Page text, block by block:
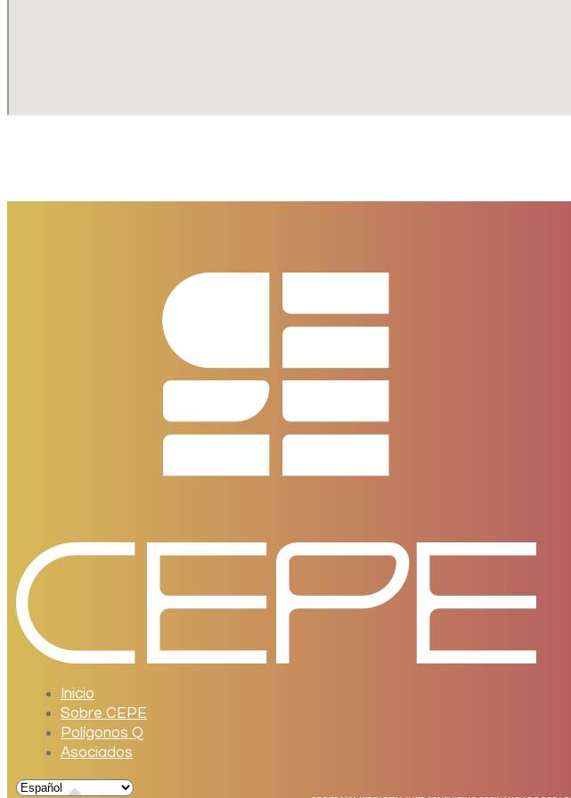
Inicio
Sobre CEPE
Polígonos Q
Asociados